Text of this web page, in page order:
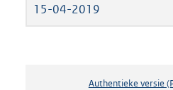
15-04-2019
Authentieke versie